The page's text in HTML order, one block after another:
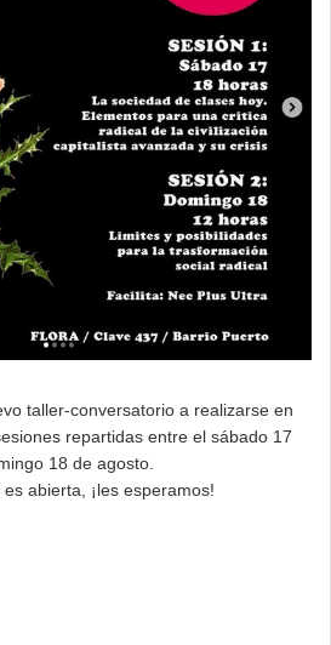
taller-conversatorio a realizarse en
repartidas entre el sábado 17
18 de agosto.
abierta, ¡les esperamos!